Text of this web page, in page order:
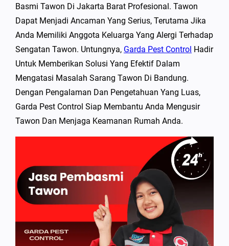
Basmi Tawon Di Jakarta Barat Profesional. Tawon
Dapat Menjadi Ancaman Yang Serius, Terutama Jika
Anda Memiliki Anggota Keluarga Yang Alergi Terhadap
Sengatan Tawon. Untungnya, Garda Pest Control Hadir
Untuk Memberikan Solusi Yang Efektif Dalam
Mengatasi Masalah Sarang Tawon Di Bandung.
Dengan Pengalaman Dan Pengetahuan Yang Luas,
Garda Pest Control Siap Membantu Anda Mengusir
Tawon Dan Menjaga Keamanan Rumah Anda.